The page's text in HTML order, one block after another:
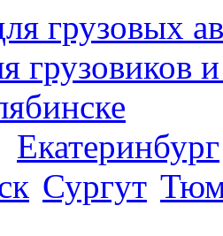
Екатеринбург
Сургут